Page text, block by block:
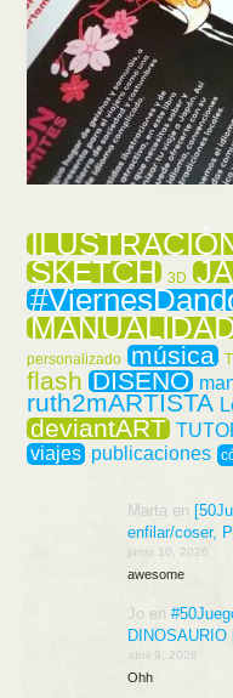
SKETCH 3D
personalizado música
flash DISEÑO
ruth2mARTISTA
deviantART
viajes publicaciones
Martaen
enfilar/coser,
junio 10, 2026
awesome
Joen
DINOSAURIO
abril 9, 2026
Ohh